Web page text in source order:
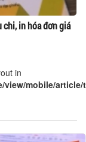
in hóa đơn giá
in
view/mobile/